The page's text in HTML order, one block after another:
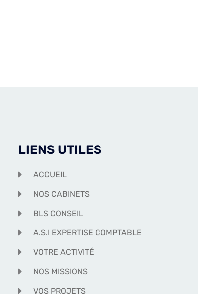
LIENS UTILES
ACCUEIL
NOS CABINETS
BLS CONSEIL
A.S.I EXPERTISE COMPTABLE
VOTRE ACTIVITÉ
NOS MISSIONS
VOS PROJETS